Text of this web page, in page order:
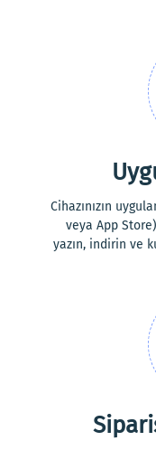
Cihazınızın
veya App
yazın, indirin ve